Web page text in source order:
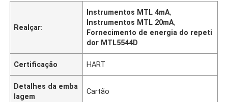
Realçar:
Instrumentos MTL 4mA,
Instrumentos MTL 20mA,
Fornecimento de energia do repeti
dor MTL5544D
Certificação HART
Detalhes da emba
lagem
Cartão